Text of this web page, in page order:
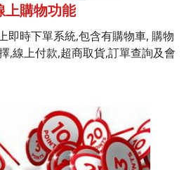
上購物功能
即時下單系統,包含有購物車, 購物
,線上付款,超商取貨,訂單查詢及會